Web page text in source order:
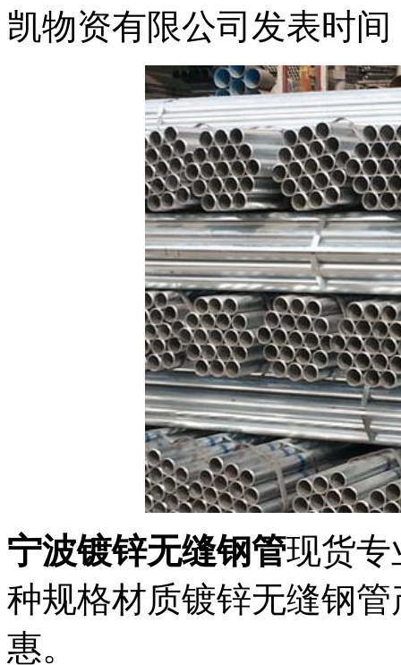
凯物资有限公司 发表时间
宁波镀锌无缝钢管现货专
种规格材质镀锌无缝钢
惠。